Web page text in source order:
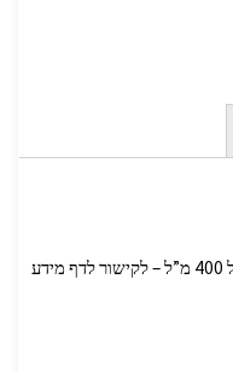
54746 3391 40 ספריי ‏שימון 40‏ – 400 מ”ל 400 מ”ל – לקישור לדף מידע